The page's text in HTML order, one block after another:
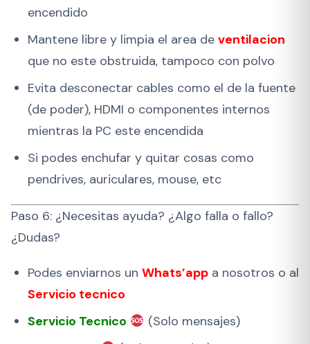
encendido
Mantene libre y limpia el area de ventilacion
que no este obstruida, tampoco con polvo
Evita desconectar cables como el de la fuente
(de poder), HDMI o componentes internos
mientras la PC este encendida
Si podes enchufar y quitar cosas como
pendrives, auriculares, mouse, etc
Paso 6: ¿Necesitas ayuda? ¿Algo falla o fallo?
¿Dudas?
Podes enviarnos un Whats’app a nosotros o al
Servicio tecnico
Servicio Tecnico
(Solo mensajes)